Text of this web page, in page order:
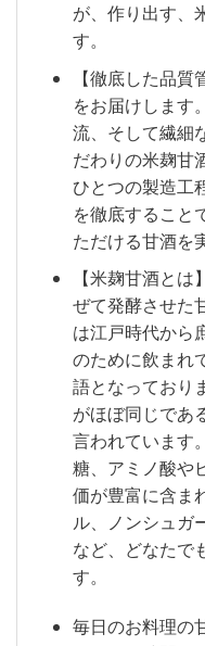
が、作り出す、
す。
【徹底した品
をお届けします
流、そして繊細
だわりの米麹甘
ひとつの製造工
を徹底すること
ただける甘酒を
【米麹甘酒と
ぜて発酵させた
は江戸時代から
のために飲まれ
語となっており
がほぼ同じであ
言われています
糖、アミノ酸や
価が豊富に含ま
ル、ノンシュガ
など、どなたで
す。
毎日のお料理の